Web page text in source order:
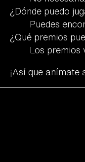
¿Dónde puedo
Puedes
¿Qué premios
Los premios
¡Así que anímate